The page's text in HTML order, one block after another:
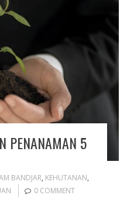
PENANAMAN 5
BANDJAR, KEHUTANAN,
0 COMMENT